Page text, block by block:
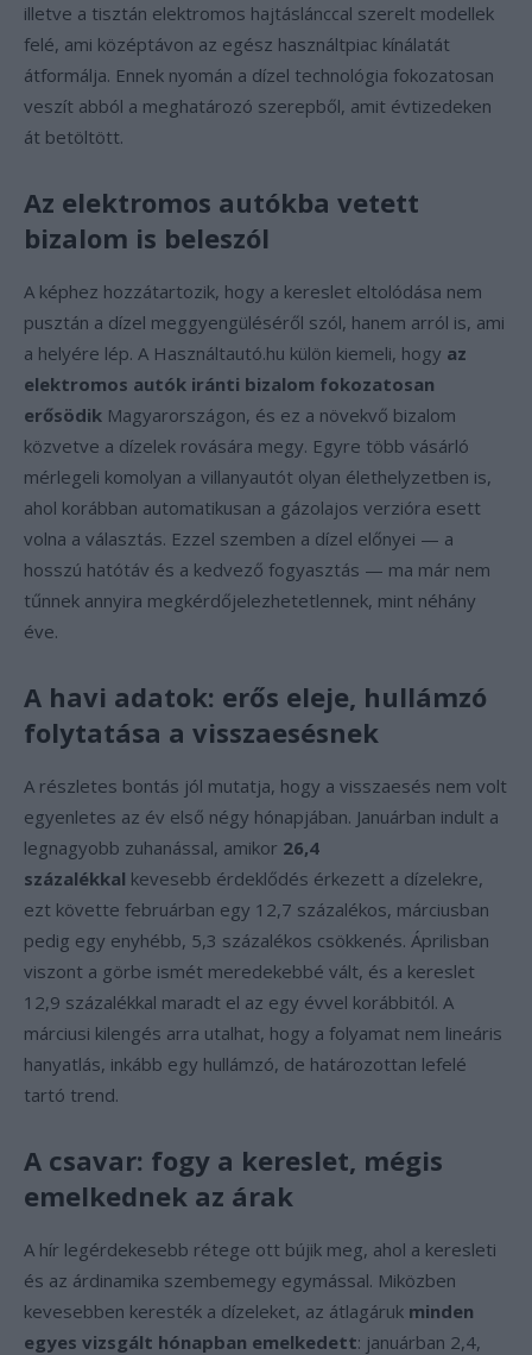
illetve a tisztán elektromos hajtáslánccal szerelt modellek
felé, ami középtávon az egész használtpiac kínálatát
átformálja. Ennek nyomán a dízel technológia fokozatosan
veszít abból a meghatározó szerepből, amit évtizedeken
át betöltött.
Az elektromos autókba vetett
bizalom is beleszól
A képhez hozzátartozik, hogy a kereslet eltolódása nem
pusztán a dízel meggyengüléséről szól, hanem arról is, ami
a helyére lép. A Használtautó.hu külön kiemeli, hogy az
elektromos autók iránti bizalom fokozatosan
erősödik Magyarországon, és ez a növekvő bizalom
közvetve a dízelek rovására megy. Egyre több vásárló
mérlegeli komolyan a villanyautót olyan élethelyzetben is,
ahol korábban automatikusan a gázolajos verzióra esett
volna a választás. Ezzel szemben a dízel előnyei — a
hosszú hatótáv és a kedvező fogyasztás — ma már nem
tűnnek annyira megkérdőjelezhetetlennek, mint néhány
éve.
A havi adatok: erős eleje, hullámzó
folytatása a visszaesésnek
A részletes bontás jól mutatja, hogy a visszaesés nem volt
egyenletes az év első négy hónapjában. Januárban indult a
legnagyobb zuhanással, amikor 26,4
százalékkal kevesebb érdeklődés érkezett a dízelekre,
ezt követte februárban egy 12,7 százalékos, márciusban
pedig egy enyhébb, 5,3 százalékos csökkenés. Áprilisban
viszont a görbe ismét meredekebbé vált, és a kereslet
12,9 százalékkal maradt el az egy évvel korábbitól. A
márciusi kilengés arra utalhat, hogy a folyamat nem lineáris
hanyatlás, inkább egy hullámzó, de határozottan lefelé
tartó trend.
A csavar: fogy a kereslet, mégis
emelkednek az árak
A hír legérdekesebb rétege ott bújik meg, ahol a keresleti
és az árdinamika szembemegy egymással. Miközben
kevesebben keresték a dízeleket, az átlagáruk minden
egyes vizsgált hónapban emelkedett: januárban 2,4,